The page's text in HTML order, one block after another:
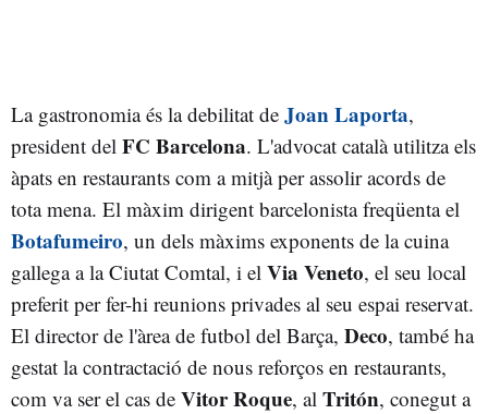
La gastronomia és la debilitat de Joan Laporta,
president del FC Barcelona. L'advocat català utilitza els
àpats en restaurants com a mitjà per assolir acords de
tota mena. El màxim dirigent barcelonista freqüenta el
Botafumeiro, un dels màxims exponents de la cuina
gallega a la Ciutat Comtal, i el Via Veneto, el seu local
preferit per fer-hi reunions privades al seu espai reservat.
El director de l'àrea de futbol del Barça, Deco, també ha
gestat la contractació de nous reforços en restaurants,
com va ser el cas de Vitor Roque, al Tritón, conegut a